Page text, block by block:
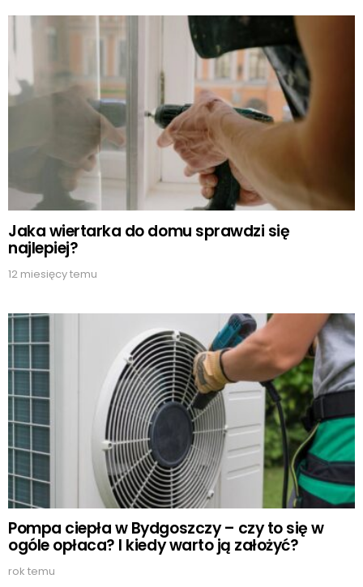
Jaka wiertarka do domu sprawdzi się
najlepiej?
12 miesięcy temu
Pompa ciepła w Bydgoszczy – czy to się w
ogóle opłaca? I kiedy warto ją założyć?
rok temu